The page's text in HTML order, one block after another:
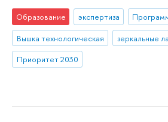
Образование экспертиза
Вышка технологическая
зеркальные
Приоритет 2030